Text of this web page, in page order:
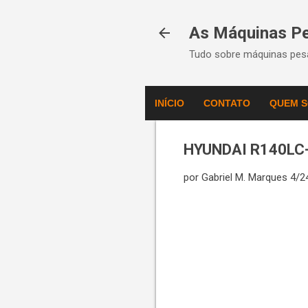
As Máquinas
Tudo sobre máquinas
INÍCIO CONTATO QUEM
HYUNDAI
por Gabriel M. Marques 4/